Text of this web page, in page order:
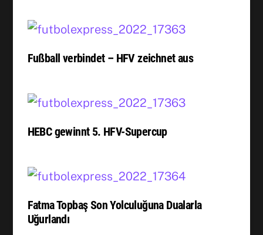
Fußball verbindet – HFV zeichnet aus
HEBC gewinnt 5. HFV-Supercup
Fatma Topbaş Son Yolculuğuna Dualarla
Uğurlandı